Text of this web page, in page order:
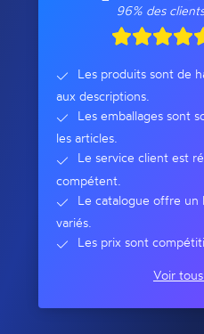
96% des
Les produits sont de
aux descriptions.
Les emballages sont
les articles.
Le service client est
compétent.
Le catalogue offre un
variés.
Les prix sont
Voir